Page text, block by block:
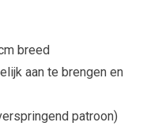
breed
aan te brengen en
patroon)